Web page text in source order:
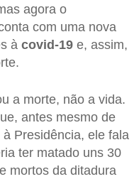
agora o
com uma nova
à covid-19 e, assim,
a morte, não a vida.
antes mesmo de
Presidência, ele fala
ter matado uns 30
mortos da ditadura